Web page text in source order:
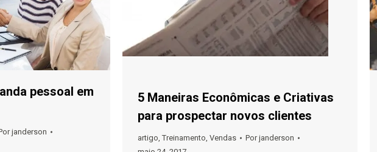
pessoal em
janderson
5 Maneiras Econômicas e Criativas
para prospectar novos clientes
artigo,Treinamento, Vendas Porjanderson